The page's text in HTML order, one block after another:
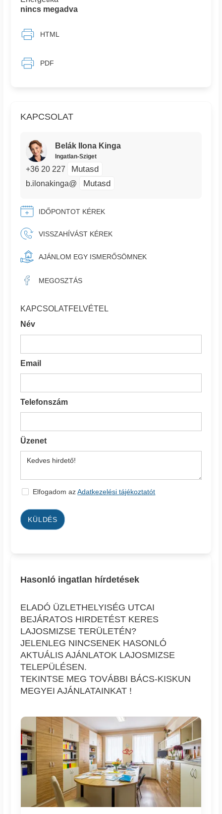
KAPCSOLAT
Belák Ilona Kinga
Ingatlan-Sziget
+36 20 227 Mutasd
b.ilonakinga@ Mutasd
IDŐPONTOT KÉREK
VISSZAHÍVÁST KÉREK
AJÁNLOM EGY ISMERŐSÖMNEK
MEGOSZTÁS
KAPCSOLATFELVÉTEL
Név
Email
Telefonszám
Üzenet
Elfogadom azAdatkezelési tájékoztatót
KÜLDÉS
nincs megadva
HTML
PDF
Hasonló ingatlan hírdetések
ELADÓ ÜZLETHELYISÉG UTCAI
BEJÁRATOS HIRDETÉST KERES
LAJOSMIZSE TERÜLETÉN?
JELENLEG NINCSENEK HASONLÓ
AKTUÁLIS AJÁNLATOK LAJOSMIZSE
TELEPÜLÉSEN.
TEKINTSE MEG TOVÁBBI BÁCS-KISKUN
MEGYEI AJÁNLATAINKAT !